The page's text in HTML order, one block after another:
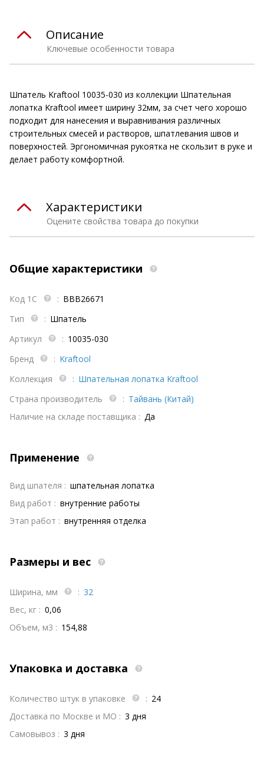
Ключевые особенности товара
Описание
Шпатель Kraftool 10035-030 из коллекции Шпательная
лопатка Kraftool имеет ширину 32мм, за счет чего хорошо
подходит для нанесения и выравнивания различных
строительных смесей и растворов, шпатлевания швов и
поверхностей. Эргономичная рукоятка не скользит в руке и
делает работу комфортной.
Оцените свойства товара до покупки
Характеристики
Общие характеристики
Код 1С : BBB26671
Тип
: Шпатель
Артикул
: 10035-030
Бренд
: Kraftool
Коллекция
: Шпательная лопатка Kraftool
Страна производитель
: Тайвань (Китай)
Наличие на складе поставщика : Да
Применение
Вид шпателя : шпательная лопатка
Вид работ : внутренние работы
Этап работ : внутренняя отделка
Размеры и вес
Ширина, мм : 32
Вес, кг : 0,06
Объем, м3 : 154,88
Упаковка и доставка
Количество штук в упаковке : 24
Доставка по Москве и МО : 3 дня
Самовывоз : 3 дня